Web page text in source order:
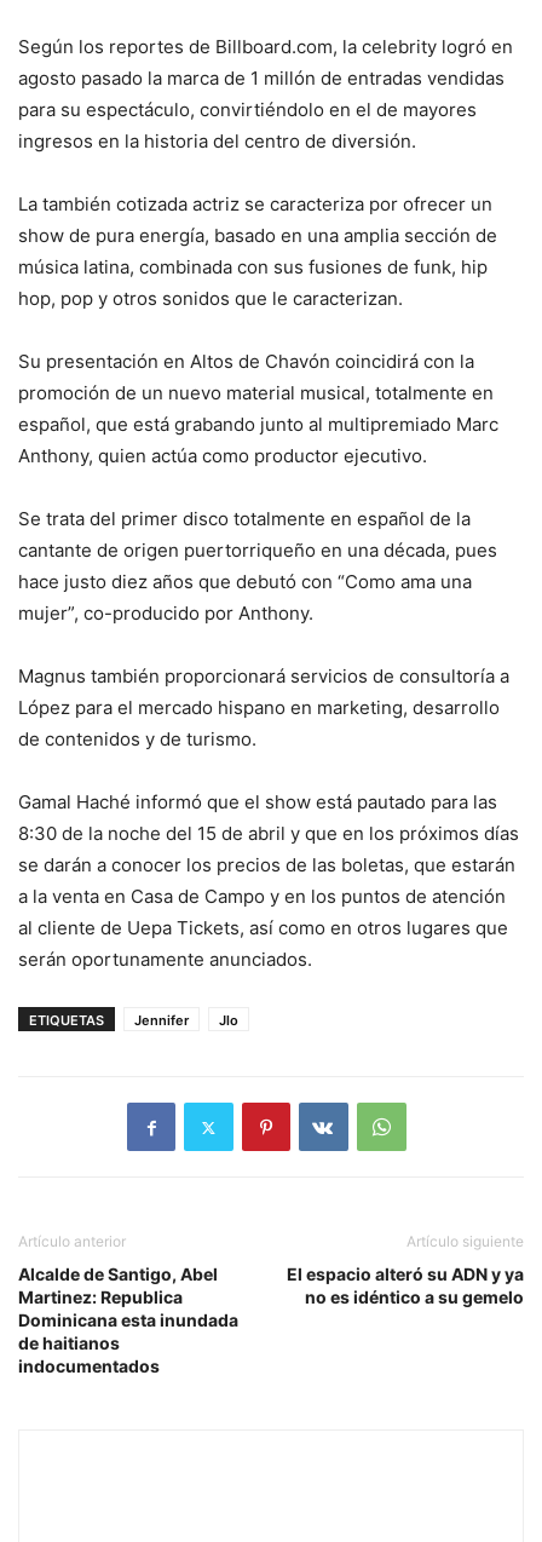
Según los reportes de Billboard.com, la celebrity logró en
agosto pasado la marca de 1 millón de entradas vendidas
para su espectáculo, convirtiéndolo en el de mayores
ingresos en la historia del centro de diversión.
La también cotizada actriz se caracteriza por ofrecer un
show de pura energía, basado en una amplia sección de
música latina, combinada con sus fusiones de funk, hip
hop, pop y otros sonidos que le caracterizan.
Su presentación en Altos de Chavón coincidirá con la
promoción de un nuevo material musical, totalmente en
español, que está grabando junto al multipremiado Marc
Anthony, quien actúa como productor ejecutivo.
Se trata del primer disco totalmente en español de la
cantante de origen puertorriqueño en una década, pues
hace justo diez años que debutó con “Como ama una
mujer”, co-producido por Anthony.
Magnus también proporcionará servicios de consultoría a
López para el mercado hispano en marketing, desarrollo
de contenidos y de turismo.
Gamal Haché informó que el show está pautado para las
8:30 de la noche del 15 de abril y que en los próximos días
se darán a conocer los precios de las boletas, que estarán
a la venta en Casa de Campo y en los puntos de atención
al cliente de Uepa Tickets, así como en otros lugares que
serán oportunamente anunciados.
ETIQUETAS Jennifer Jlo
Artículo anterior
Alcalde de Santigo, Abel
Martinez: Republica
Dominicana esta inundada
de haitianos
indocumentados
Artículo siguiente
El espacio alteró su ADN y ya
no es idéntico a su gemelo